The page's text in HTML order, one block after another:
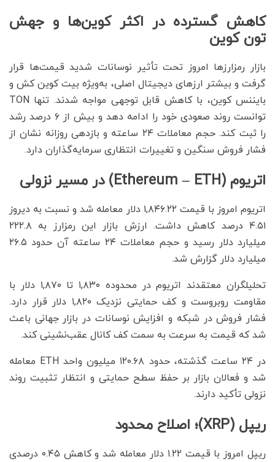
کاهش گسترده در اکثر کوین‌ها و جهش
تون کوین
بازار رمزارزها امروز تحت تأثیر نوسانات شدید قیمت‌ها قرار
گرفت و بیشتر ارزهای دیجیتال اصلی، به‌ویژه بیت کوین کش و
بایننس کوین، با کاهش قابل توجهی مواجه شدند. تنها TON
توانست روند صعودی خود را ادامه دهد و بیش از ۶ درصد رشد
را ثبت کند. حجم معاملات ۲۴ ساعته و بازدهی روزانه نشان از
فشار فروش سنگین و تغییرات انتظاری سرمایه‌گذاران دارد.
اتریوم (Ethereum – ETH) در مسیر نزولی
اتریوم امروز با قیمت ۱,۸۴۶.۲۲ دلار معامله شد و نسبت به دیروز
۴.۵۱ درصد کاهش داشت. ارزش بازار این رمزارز به ۲۲۲.۸
میلیارد دلار رسید و حجم معاملات ۲۴ ساعته آن حدود ۲۶.۵
میلیارد دلار گزارش شد.
تحلیلگران معتقدند اتریوم در محدوده ۱,۸۳۰ تا ۱,۸۷۰ دلار با
مقاومت روبروست و کف حمایتی نزدیک ۱,۸۲۰ دلار قرار دارد.
فشار فروش در شبکه و افزایش نوسانات در بازار جهانی باعث
شد که قیمت به سرعت به سمت کف کانال عقب‌نشینی کند.
در ۲۴ ساعت گذشته، حدود ۱۲۰.۶۸ میلیون واحد ETH معامله
شد و فعالان بازار بر حفظ سطح حمایتی و انتظار تثبیت روند
نزولی تأکید دارند.
ریپل (XRP)؛ اصلاح محدود
ریپل امروز با قیمت ۱.۲۲ دلار معامله شد و کاهش ۰.۴۵ درصدی